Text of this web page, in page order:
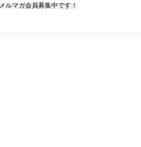
メルマガ会員募集中です！